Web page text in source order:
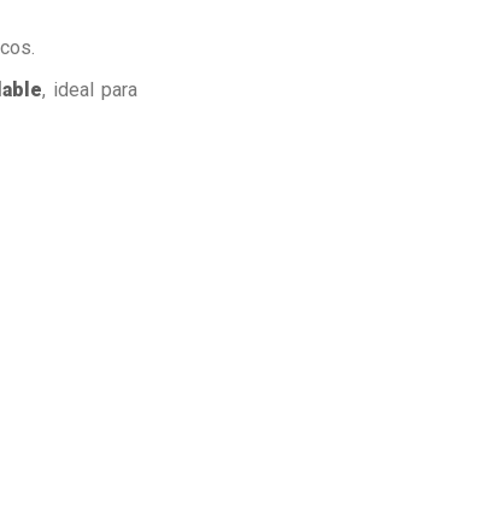
, ideal para